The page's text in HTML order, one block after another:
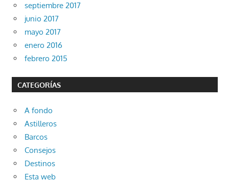
septiembre 2017
junio 2017
mayo 2017
enero 2016
febrero 2015
CATEGORÍAS
A fondo
Astilleros
Barcos
Consejos
Destinos
Esta web